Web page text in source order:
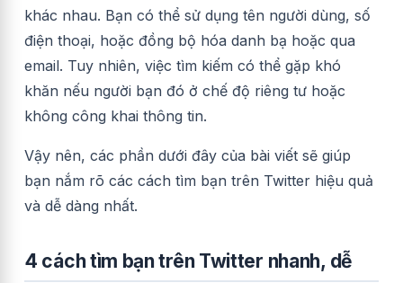
khác nhau. Bạn có thể sử dụng tên người dùng, số
điện thoại, hoặc đồng bộ hóa danh bạ hoặc qua
email. Tuy nhiên, việc tìm kiếm có thể gặp khó
khăn nếu người bạn đó ở chế độ riêng tư hoặc
không công khai thông tin.
Vậy nên, các phần dưới đây của bài viết sẽ giúp
bạn nắm rõ các cách tìm bạn trên Twitter hiệu quả
và dễ dàng nhất.
4 cách tìm bạn trên Twitter nhanh, dễ